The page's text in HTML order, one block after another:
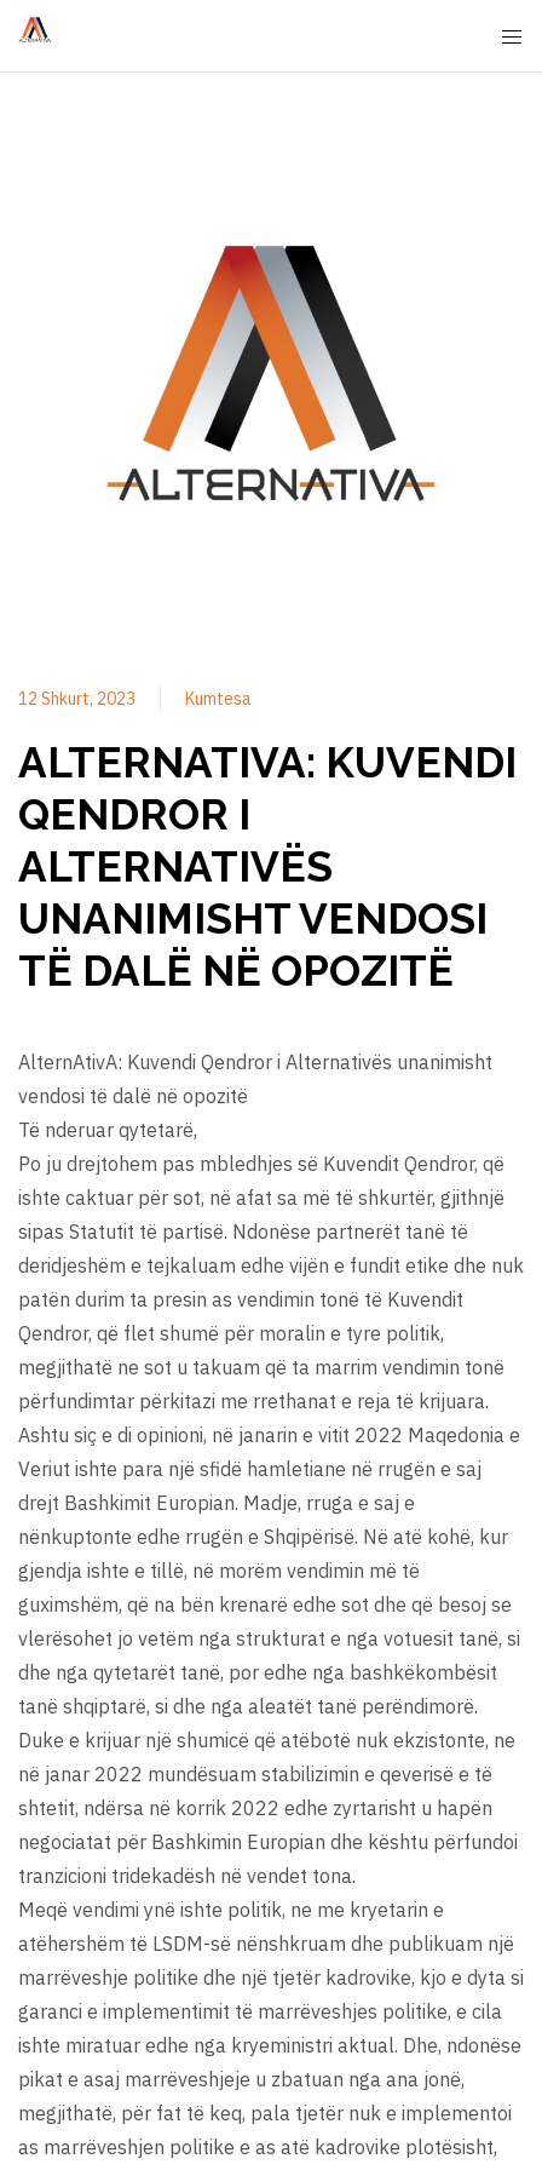
12 Shkurt, 2023 Kumtesa
ALTERNATIVA: KUVENDI
QENDROR I
ALTERNATIVËS
UNANIMISHT VENDOSI
TË DALË NË OPOZITË
AlternAtivA: Kuvendi Qendror i Alternativës unanimisht
vendosi të dalë në opozitë
Të nderuar qytetarë,
Po ju drejtohem pas mbledhjes së Kuvendit Qendror, që
ishte caktuar për sot, në afat sa më të shkurtër, gjithnjë
sipas Statutit të partisë. Ndonëse partnerët tanë të
deridjeshëm e tejkaluam edhe vijën e fundit etike dhe nuk
patën durim ta presin as vendimin tonë të Kuvendit
Qendror, që flet shumë për moralin e tyre politik,
megjithatë ne sot u takuam që ta marrim vendimin tonë
përfundimtar përkitazi me rrethanat e reja të krijuara.
Ashtu siç e di opinioni, në janarin e vitit 2022 Maqedonia e
Veriut ishte para një sfidë hamletiane në rrugën e saj
drejt Bashkimit Europian. Madje, rruga e saj e
nënkuptonte edhe rrugën e Shqipërisë. Në atë kohë, kur
gjendja ishte e tillë, në morëm vendimin më të
guximshëm, që na bën krenarë edhe sot dhe që besoj se
vlerësohet jo vetëm nga strukturat e nga votuesit tanë, si
dhe nga qytetarët tanë, por edhe nga bashkëkombësit
tanë shqiptarë, si dhe nga aleatët tanë perëndimorë.
Duke e krijuar një shumicë që atëbotë nuk ekzistonte, ne
në janar 2022 mundësuam stabilizimin e qeverisë e të
shtetit, ndërsa në korrik 2022 edhe zyrtarisht u hapën
negociatat për Bashkimin Europian dhe kështu përfundoi
tranzicioni tridekadësh në vendet tona.
Meqë vendimi ynë ishte politik, ne me kryetarin e
atëhershëm të LSDM-së nënshkruam dhe publikuam një
marrëveshje politike dhe një tjetër kadrovike, kjo e dyta si
garanci e implementimit të marrëveshjes politike, e cila
ishte miratuar edhe nga kryeministri aktual. Dhe, ndonëse
pikat e asaj marrëveshjeje u zbatuan nga ana jonë,
megjithatë, për fat të keq, pala tjetër nuk e implementoi
as marrëveshjen politike e as atë kadrovike plotësisht,